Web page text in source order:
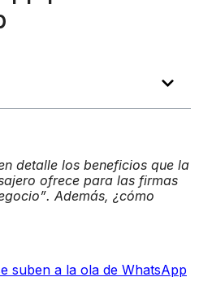
detalle los beneficios que la
ofrece para las firmas
Además, ¿cómo
suben a la ola de WhatsApp